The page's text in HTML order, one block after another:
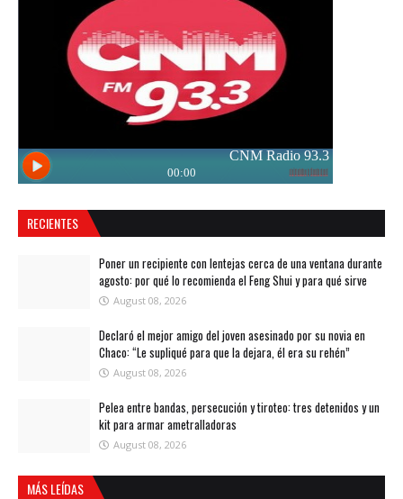
RECIENTES
Poner un recipiente con lentejas cerca de una ventana durante
agosto: por qué lo recomienda el Feng Shui y para qué sirve
August 08, 2026
Declaró el mejor amigo del joven asesinado por su novia en
Chaco: “Le supliqué para que la dejara, él era su rehén”
August 08, 2026
Pelea entre bandas, persecución y tiroteo: tres detenidos y un
kit para armar ametralladoras
August 08, 2026
MÁS LEÍDAS